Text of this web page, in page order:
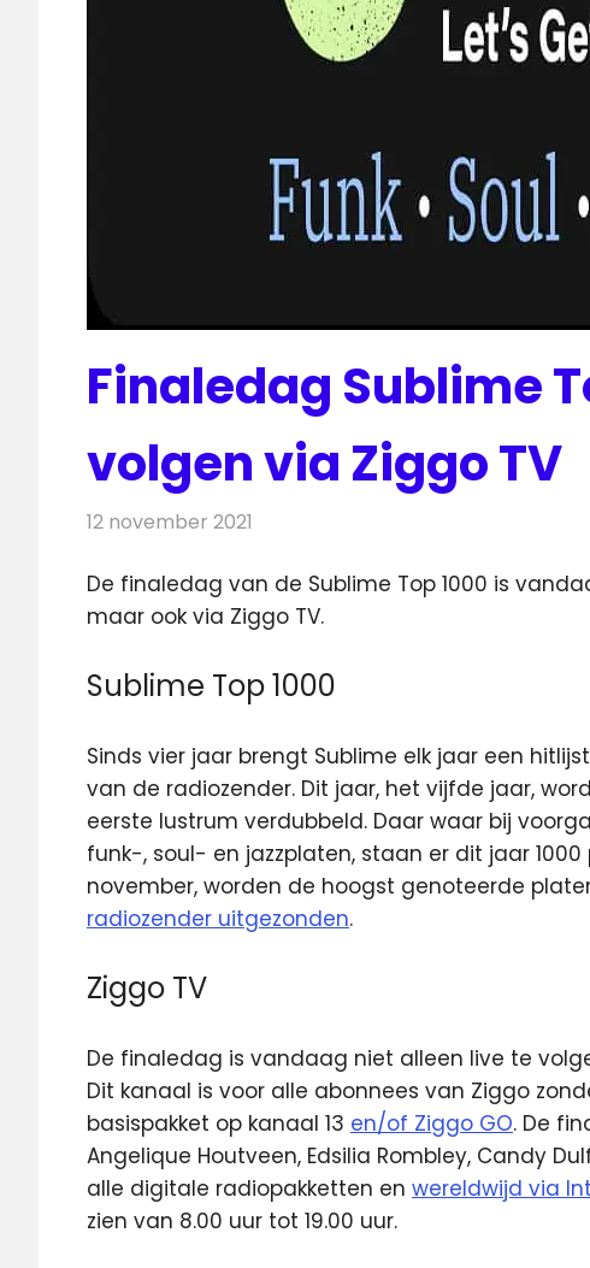
Finaledag Sublime
volgen via Ziggo TV
12 november 2021
De finaledag van de Sublime Top 1000 is
maar ook via Ziggo TV.
Sublime Top 1000
Sinds vier jaar brengt Sublime elk jaar een
van de radiozender. Dit jaar, het vijfde jaar,
eerste lustrum verdubbeld. Daar waar bij
funk-, soul- en jazzplaten, staan er dit jaar
november, worden de hoogst genoteerde
radiozender uitgezonden.
Ziggo TV
De finaledag is vandaag niet alleen live te
Dit kanaal is voor alle abonnees van Ziggo
basispakket op kanaal 13 en/of Ziggo GO. De
Angelique Houtveen, Edsilia Rombley, Candy
alle digitale radiopakketten en wereldwijd via
zien van 8.00 uur tot 19.00 uur.